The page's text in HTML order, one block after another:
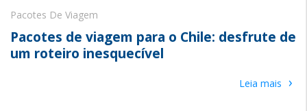
Pacotes De Viagem
Pacotes de viagem para o Chile: desfrute de
um roteiro inesquecível
Leia mais ›